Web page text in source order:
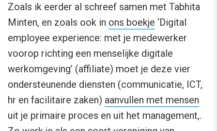
Zoals ik eerder al schreef samen met Tabhita
Minten, en zoals ook in ons boekje ‘Digital
employee experience: met je medewerker
voorop richting een menselijke digitale
werkomgeving’ (affiliate) moet je deze vier
ondersteunende diensten (communicatie, ICT,
hr en facilitaire zaken) aanvullen met mensen
uit je primaire proces en uit het management,.